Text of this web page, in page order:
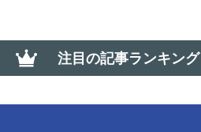
注目の記事ランキング